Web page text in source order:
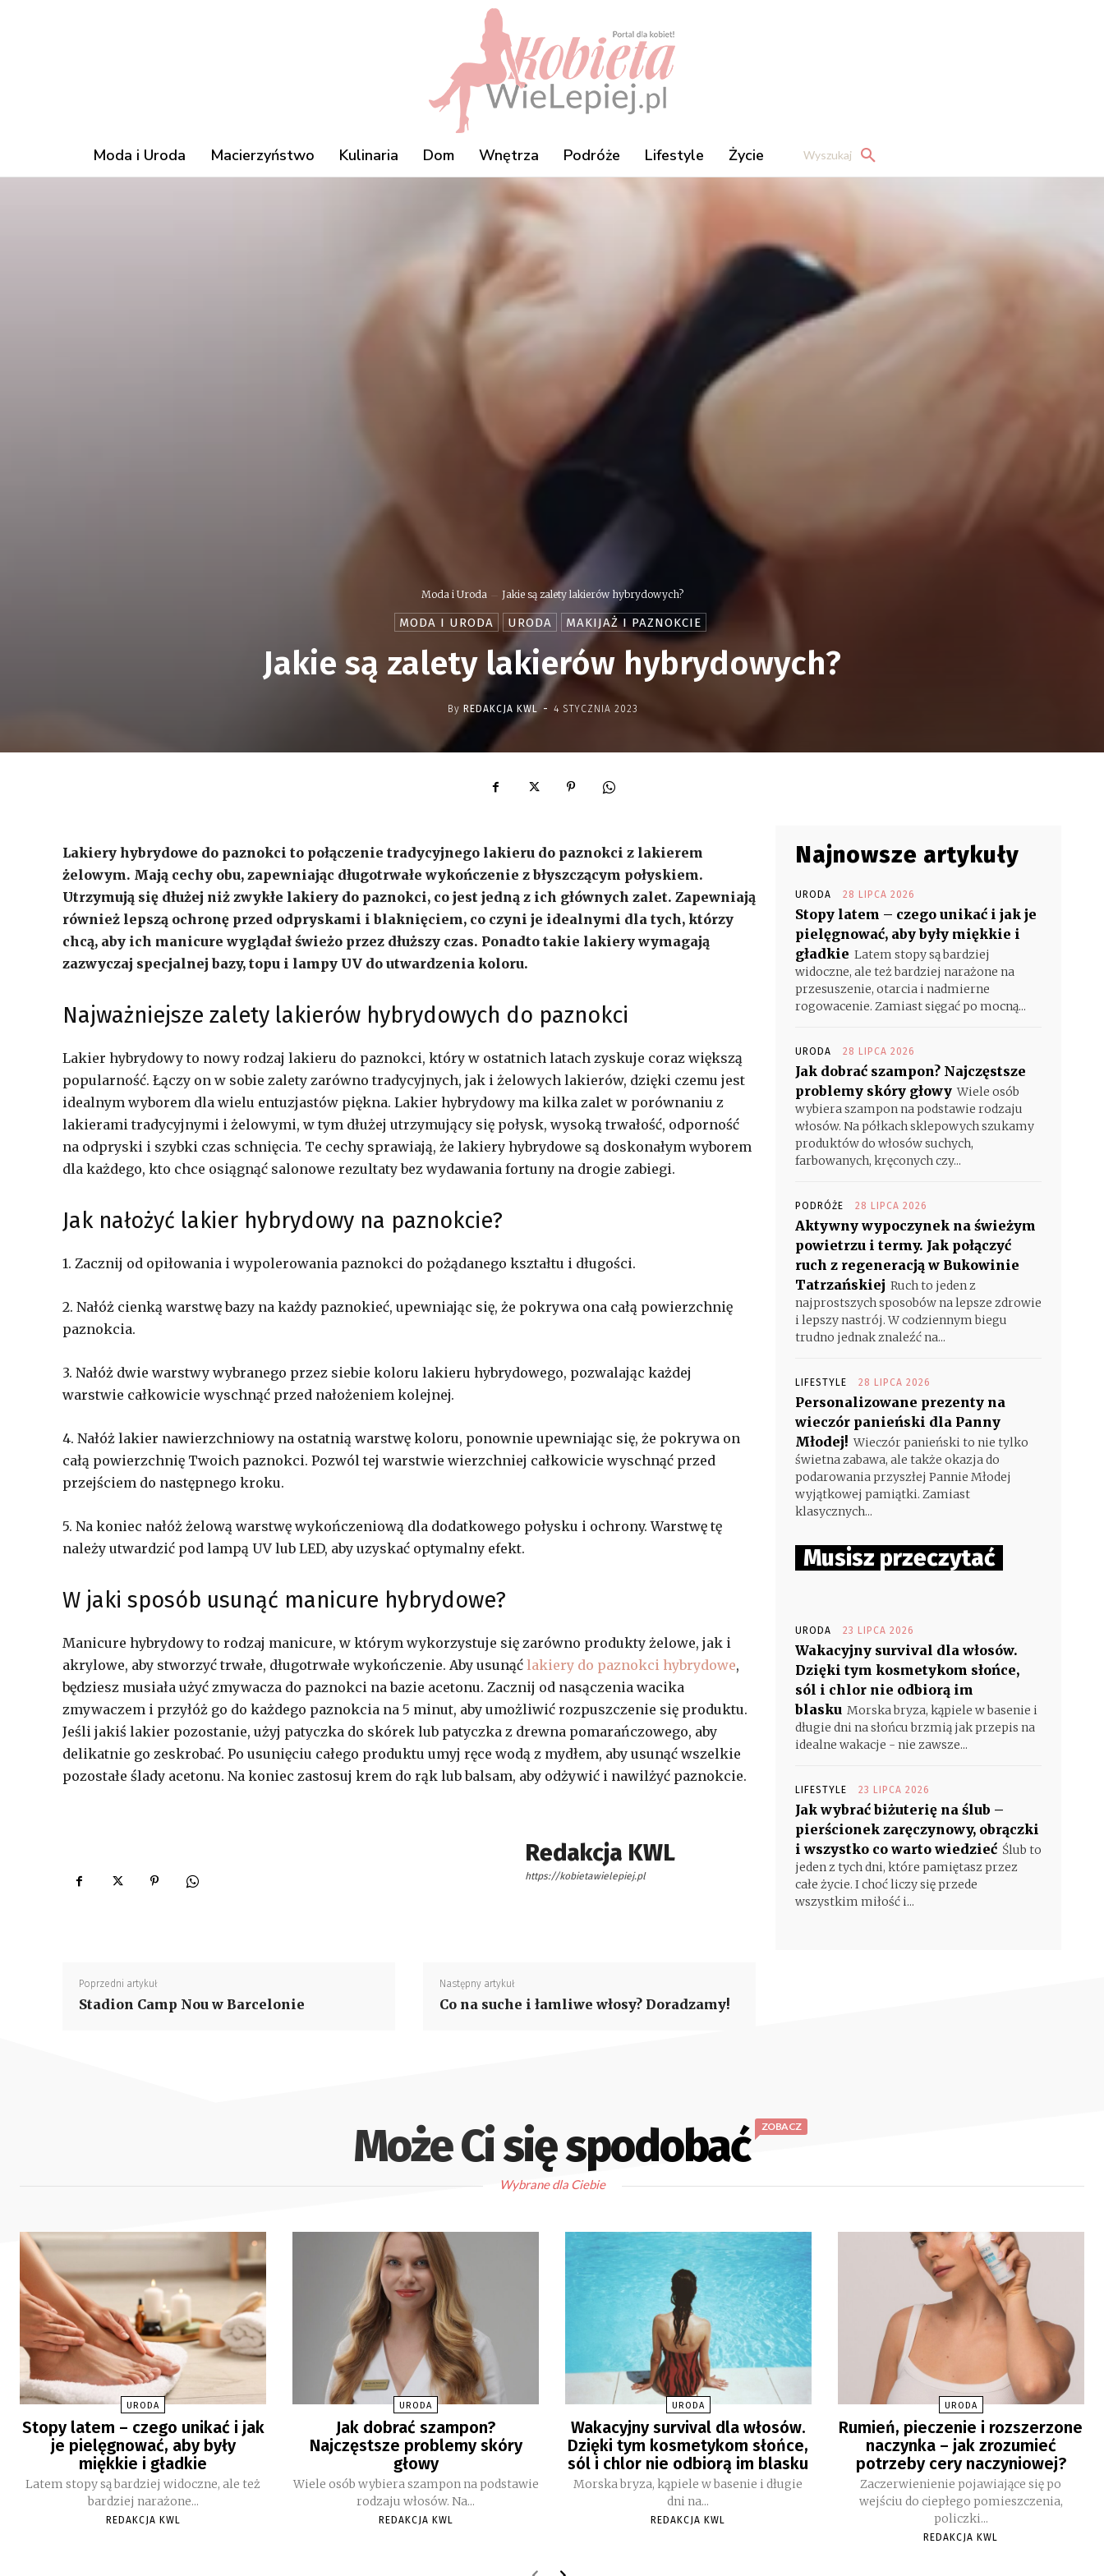
Moda i Uroda Macierzyństwo Kulinaria Dom Wnętrza Podróże Lifestyle Życie Wyszukaj
Moda i Uroda Jakie są zalety lakierów hybrydowych?
MODA I URODA URODA MAKIJAŻ I PAZNOKCIE
Jakie są zalety lakierów hybrydowych?
By REDAKCJA KWL - 4 STYCZNIA 2023
Lakiery hybrydowe do paznokci to połączenie tradycyjnego lakieru do paznokci z lakierem
żelowym. Mają cechy obu, zapewniając długotrwałe wykończenie z błyszczącym połyskiem.
Utrzymują się dłużej niż zwykłe lakiery do paznokci, co jest jedną z ich głównych zalet. Zapewniają
również lepszą ochronę przed odpryskami i blaknięciem, co czyni je idealnymi dla tych, którzy
chcą, aby ich manicure wyglądał świeżo przez dłuższy czas. Ponadto takie lakiery wymagają
zazwyczaj specjalnej bazy, topu i lampy UV do utwardzenia koloru.
Najważniejsze zalety lakierów hybrydowych do paznokci
Lakier hybrydowy to nowy rodzaj lakieru do paznokci, który w ostatnich latach zyskuje coraz większą
popularność. Łączy on w sobie zalety zarówno tradycyjnych, jak i żelowych lakierów, dzięki czemu jest
idealnym wyborem dla wielu entuzjastów piękna. Lakier hybrydowy ma kilka zalet w porównaniu z
lakierami tradycyjnymi i żelowymi, w tym dłużej utrzymujący się połysk, wysoką trwałość, odporność
na odpryski i szybki czas schnięcia. Te cechy sprawiają, że lakiery hybrydowe są doskonałym wyborem
dla każdego, kto chce osiągnąć salonowe rezultaty bez wydawania fortuny na drogie zabiegi.
Jak nałożyć lakier hybrydowy na paznokcie?
1. Zacznij od opiłowania i wypolerowania paznokci do pożądanego kształtu i długości.
2. Nałóż cienką warstwę bazy na każdy paznokieć, upewniając się, że pokrywa ona całą powierzchnię
paznokcia.
3. Nałóż dwie warstwy wybranego przez siebie koloru lakieru hybrydowego, pozwalając każdej
warstwie całkowicie wyschnąć przed nałożeniem kolejnej.
4. Nałóż lakier nawierzchniowy na ostatnią warstwę koloru, ponownie upewniając się, że pokrywa on
całą powierzchnię Twoich paznokci. Pozwól tej warstwie wierzchniej całkowicie wyschnąć przed
przejściem do następnego kroku.
5. Na koniec nałóż żelową warstwę wykończeniową dla dodatkowego połysku i ochrony. Warstwę tę
należy utwardzić pod lampą UV lub LED, aby uzyskać optymalny efekt.
W jaki sposób usunąć manicure hybrydowe?
Manicure hybrydowy to rodzaj manicure, w którym wykorzystuje się zarówno produkty żelowe, jak i
akrylowe, aby stworzyć trwałe, długotrwałe wykończenie. Aby usunąć lakiery do paznokci hybrydowe,
będziesz musiała użyć zmywacza do paznokci na bazie acetonu. Zacznij od nasączenia wacika
zmywaczem i przyłóż go do każdego paznokcia na 5 minut, aby umożliwić rozpuszczenie się produktu.
Jeśli jakiś lakier pozostanie, użyj patyczka do skórek lub patyczka z drewna pomarańczowego, aby
delikatnie go zeskrobać. Po usunięciu całego produktu umyj ręce wodą z mydłem, aby usunąć wszelkie
pozostałe ślady acetonu. Na koniec zastosuj krem do rąk lub balsam, aby odżywić i nawilżyć paznokcie.
Redakcja KWL
https://kobietawielepiej.pl
Poprzedni artykuł
Stadion Camp Nou w Barcelonie
Następny artykuł
Co na suche i łamliwe włosy? Doradzamy!
Najnowsze artykuły
URODA 28 LIPCA 2026
Stopy latem – czego unikać i jak je
pielęgnować, aby były miękkie i
gładkie Latem stopy są bardziej
widoczne, ale też bardziej narażone na
przesuszenie, otarcia i nadmierne
rogowacenie. Zamiast sięgać po mocną...
URODA 28 LIPCA 2026
Jak dobrać szampon? Najczęstsze
problemy skóry głowy Wiele osób
wybiera szampon na podstawie rodzaju
włosów. Na półkach sklepowych szukamy
produktów do włosów suchych,
farbowanych, kręconych czy...
PODRÓŻE 28 LIPCA 2026
Aktywny wypoczynek na świeżym
powietrzu i termy. Jak połączyć
ruch z regeneracją w Bukowinie
Tatrzańskiej Ruch to jeden z
najprostszych sposobów na lepsze zdrowie
i lepszy nastrój. W codziennym biegu
trudno jednak znaleźć na...
LIFESTYLE 28 LIPCA 2026
Personalizowane prezenty na
wieczór panieński dla Panny
Młodej! Wieczór panieński to nie tylko
świetna zabawa, ale także okazja do
podarowania przyszłej Pannie Młodej
wyjątkowej pamiątki. Zamiast
klasycznych...
Musisz przeczytać
URODA 23 LIPCA 2026
Wakacyjny survival dla włosów.
Dzięki tym kosmetykom słońce,
sól i chlor nie odbiorą im
blasku Morska bryza, kąpiele w basenie i
długie dni na słońcu brzmią jak przepis na
idealne wakacje - nie zawsze...
LIFESTYLE 23 LIPCA 2026
Jak wybrać biżuterię na ślub –
pierścionek zaręczynowy, obrączki
i wszystko co warto wiedzieć Ślub to
jeden z tych dni, które pamiętasz przez
całe życie. I choć liczy się przede
wszystkim miłość i...
Może Ci się spodobać ZOBACZ
Wybrane dla Ciebie
URODA
Stopy latem – czego unikać i jak
je pielęgnować, aby były
miękkie i gładkie
Latem stopy są bardziej widoczne, ale też
bardziej narażone...
REDAKCJA KWL
URODA
Jak dobrać szampon?
Najczęstsze problemy skóry
głowy
Wiele osób wybiera szampon na podstawie
rodzaju włosów. Na...
REDAKCJA KWL
URODA
Wakacyjny survival dla włosów.
Dzięki tym kosmetykom słońce,
sól i chlor nie odbiorą im blasku
Morska bryza, kąpiele w basenie i długie
dni na...
REDAKCJA KWL
URODA
Rumień, pieczenie i rozszerzone
naczynka – jak zrozumieć
potrzeby cery naczyniowej?
Zaczerwienienie pojawiające się po
wejściu do ciepłego pomieszczenia,
policzki...
REDAKCJA KWL